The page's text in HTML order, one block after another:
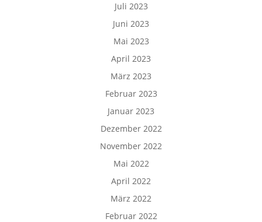
Juli 2023
Juni 2023
Mai 2023
April 2023
März 2023
Februar 2023
Januar 2023
Dezember 2022
November 2022
Mai 2022
April 2022
März 2022
Februar 2022